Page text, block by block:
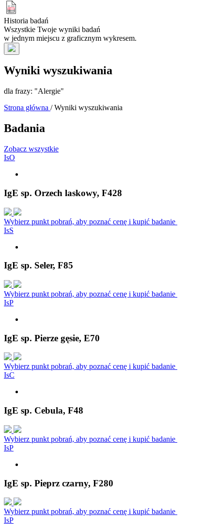
Historia badań
Wszystkie Twoje wyniki badań
w jednym miejscu z graficznym wykresem.
Wyniki wyszukiwania
dla frazy: "Alergie"
Strona główna / Wyniki wyszukiwania
Badania
Zobacz wszystkie
IsO
IgE sp. Orzech laskowy, F428
Wybierz punkt pobrań, aby poznać cenę i kupić badanie
IsS
IgE sp. Seler, F85
Wybierz punkt pobrań, aby poznać cenę i kupić badanie
IsP
IgE sp. Pierze gęsie, E70
Wybierz punkt pobrań, aby poznać cenę i kupić badanie
IsC
IgE sp. Cebula, F48
Wybierz punkt pobrań, aby poznać cenę i kupić badanie
IsP
IgE sp. Pieprz czarny, F280
Wybierz punkt pobrań, aby poznać cenę i kupić badanie
IsP